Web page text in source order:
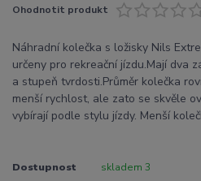
Ohodnotit produkt
Náhradní kolečka s ložisky Nils
určeny pro rekreační jízdu.Mají dva
a stupeň tvrdosti.Průměr kolečka
menší rychlost, ale zato se skvěle
vybírají podle stylu jízdy. Menší
Dostupnost skladem 3